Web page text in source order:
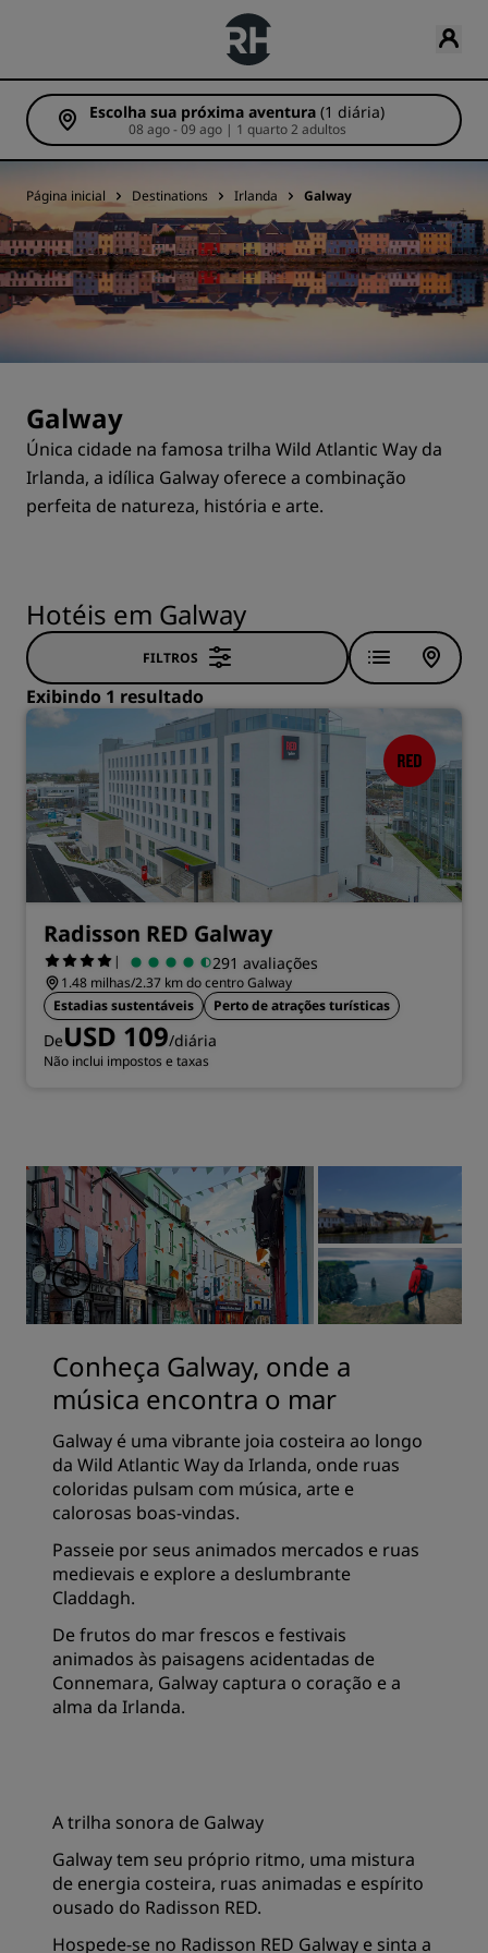
Escolha sua próxima aventura (1 diária)
08 ago - 09 ago | 1 quarto 2 adultos
Página inicial Destinations Irlanda Galway
Galway
Única cidade na famosa trilha Wild Atlantic Way da
Irlanda, a idílica Galway oferece a combinação
perfeita de natureza, história e arte.
Hotéis em Galway
FILTROS
Exibindo 1 resultado
Radisson RED Galway
| 291 avaliações
1.48 milhas/2.37 km do centro Galway
Estadias sustentáveis
Perto de atrações turísticas
DeUSD 109/diária
Não inclui impostos e taxas
Conheça Galway, onde a
música encontra o mar
Galway é uma vibrante joia costeira ao longo
da Wild Atlantic Way da Irlanda, onde ruas
coloridas pulsam com música, arte e
calorosas boas-vindas.
Passeie por seus animados mercados e ruas
medievais e explore a deslumbrante
Claddagh.
De frutos do mar frescos e festivais
animados às paisagens acidentadas de
Connemara, Galway captura o coração e a
alma da Irlanda.
A trilha sonora de Galway
Galway tem seu próprio ritmo, uma mistura
de energia costeira, ruas animadas e espírito
ousado do Radisson RED.
Hospede-se no Radisson RED Galway e sinta a